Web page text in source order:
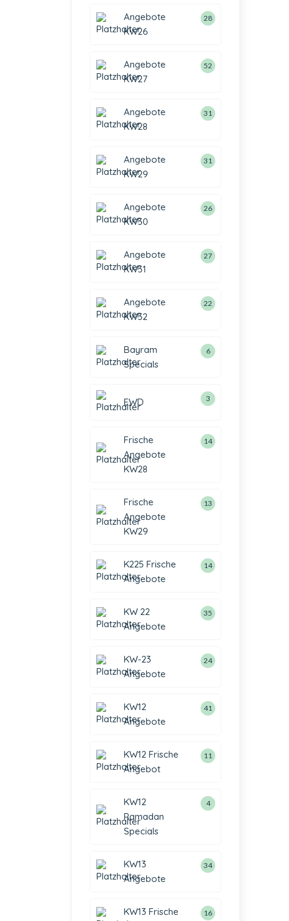
Angebote
KW26
28
Angebote
KW27
52
Angebote
KW28
31
Angebote
KW29
31
Angebote
KW30
26
Angebote
KW31
27
Angebote
KW32
22
Bayram
Specials
6
EWD 3
Frische
Angebote
KW28
14
Frische
Angebote
KW29
13
K225 Frische
Angebote
14
KW 22
Angebote
35
KW-23
Angebote
24
KW12
Angebote
41
KW12 Frische
Angebot
11
KW12
Ramadan
Specials
4
KW13
Angebote
34
KW13 Frische
16